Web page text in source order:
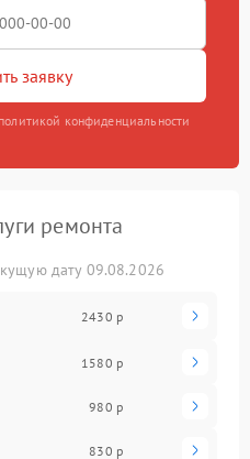
заявку
конфиденциальности
ремонта
дату 09.08.2026
2430 р
1580 р
980 р
830 р